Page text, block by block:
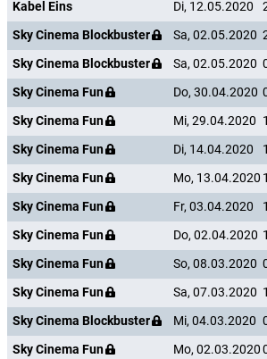
Kabel Eins Di, 12.05.2020
Sky Cinema Blockbuster
Sa, 02.05.2020
Sky Cinema Blockbuster
Sa, 02.05.2020
Sky Cinema Fun
Do, 30.04.2020
Sky Cinema Fun
Mi, 29.04.2020
Sky Cinema Fun
Di, 14.04.2020
Sky Cinema Fun
Mo, 13.04.2020
Sky Cinema Fun
Fr, 03.04.2020
Sky Cinema Fun
Do, 02.04.2020
Sky Cinema Fun
So, 08.03.2020
Sky Cinema Fun
Sa, 07.03.2020
Sky Cinema Blockbuster
Mi, 04.03.2020
Sky Cinema Fun
Mo, 02.03.2020